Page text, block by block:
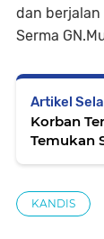
dan berjalan
Serma
Artikel
Korban
Temukan
KANDIS